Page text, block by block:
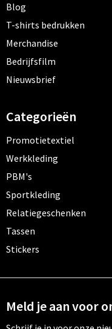
Blog
T-shirts bedrukken
Merchandise
Bedrijfsfilm
Nieuwsbrief
Categorieën
Promotietextiel
Werkkleding
PBM's
Sportkleding
Relatiegeschenken
Tassen
Stickers
Meld je aan voor